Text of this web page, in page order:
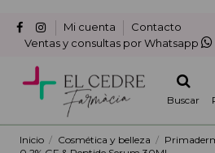
Mi cuenta
Contacto
Ventas y consultas por Whatsapp
Buscar
Inicio Cosmética y belleza